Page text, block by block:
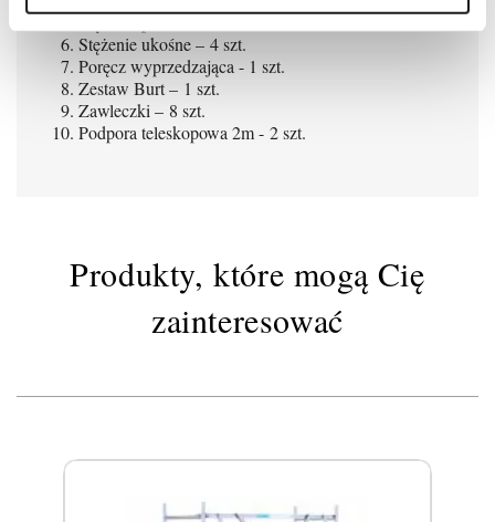
Stężenie poziome – 4 szt.
Stężenie ukośne – 4 szt.
Poręcz wyprzedzająca - 1 szt.
Zestaw Burt – 1 szt.
Zawleczki – 8 szt.
Podpora teleskopowa 2m - 2 szt.
Produkty, które mogą Cię
zainteresować